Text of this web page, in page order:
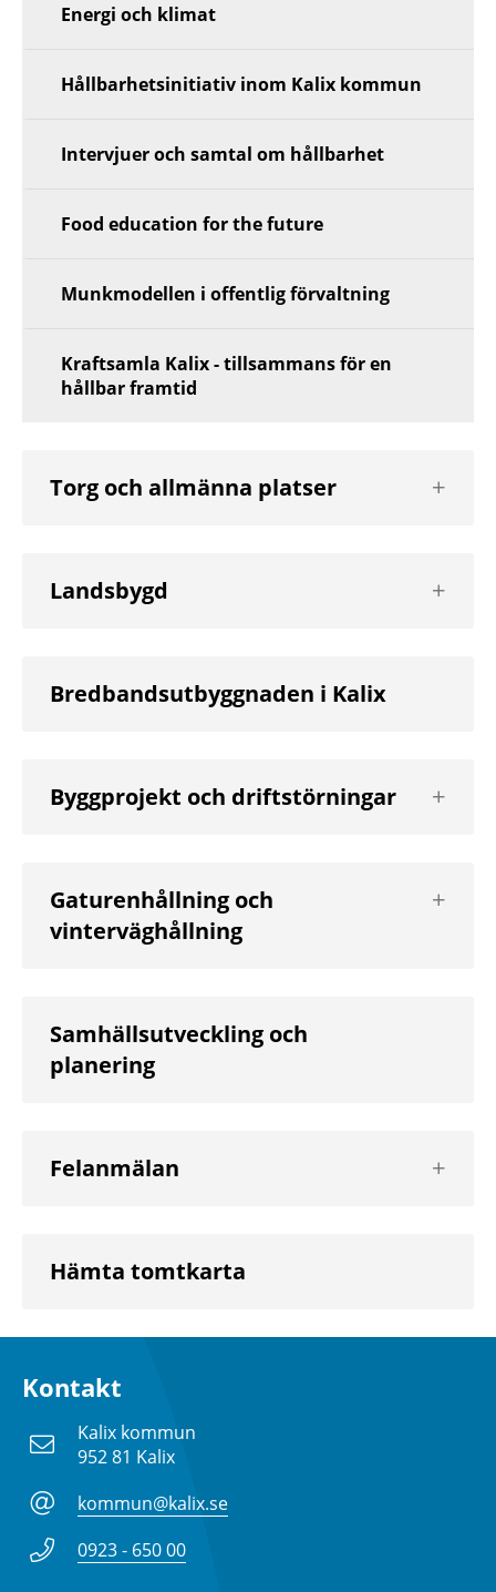
Energi och klimat
Hållbarhetsinitiativ inom Kalix kommun
Intervjuer och samtal om hållbarhet
Food education for the future
Munkmodellen i offentlig förvaltning
Kraftsamla Kalix - tillsammans för en
hållbar framtid
Torg och allmänna platser
nästa
Landsbygd
nästa
Bredbandsutbyggnaden i Kalix
Byggprojekt och driftstörningar
nästa
Gaturenhållning och
vinterväghållning
nästa
Samhällsutveckling och
planering
Felanmälan
nästa
Hämta tomtkarta
Kontakt
Kalix kommun
952 81 Kalix
kommun@kalix.se
0923 - 650 00